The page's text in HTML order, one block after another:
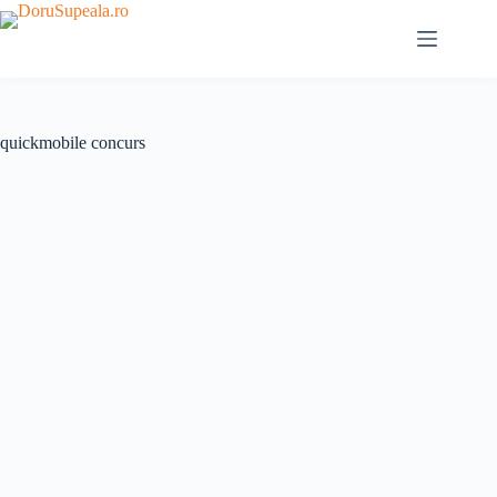
Sari
la
quickmobile concurs